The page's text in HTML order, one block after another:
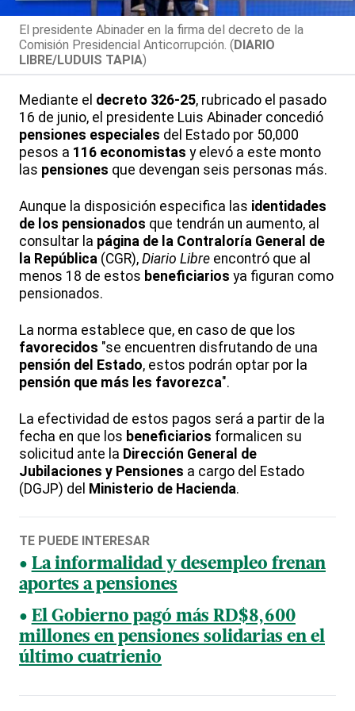
El presidente Abinader en la firma del decreto de la
Comisión Presidencial Anticorrupción. (DIARIO
LIBRE/LUDUIS TAPIA)
Mediante el decreto 326-25, rubricado el pasado
16 de junio, el presidente Luis Abinader concedió
pensiones especiales del Estado por 50,000
pesos a 116 economistas y elevó a este monto
las pensiones que devengan seis personas más.
Aunque la disposición especifica las identidades
de los pensionados que tendrán un aumento, al
consultar la página de la Contraloría General de
la República (CGR), Diario Libre encontró que al
menos 18 de estos beneficiarios ya figuran como
pensionados.
La norma establece que, en caso de que los
favorecidos "se encuentren disfrutando de una
pensión del Estado, estos podrán optar por la
pensión que más les favorezca".
La efectividad de estos pagos será a partir de la
fecha en que los beneficiarios formalicen su
solicitud ante la Dirección General de
Jubilaciones y Pensiones a cargo del Estado
(DGJP) del Ministerio de Hacienda.
TE PUEDE INTERESAR
La informalidad y desempleo frenan
aportes a pensiones
El Gobierno pagó más RD$8,600
millones en pensiones solidarias en el
último cuatrienio